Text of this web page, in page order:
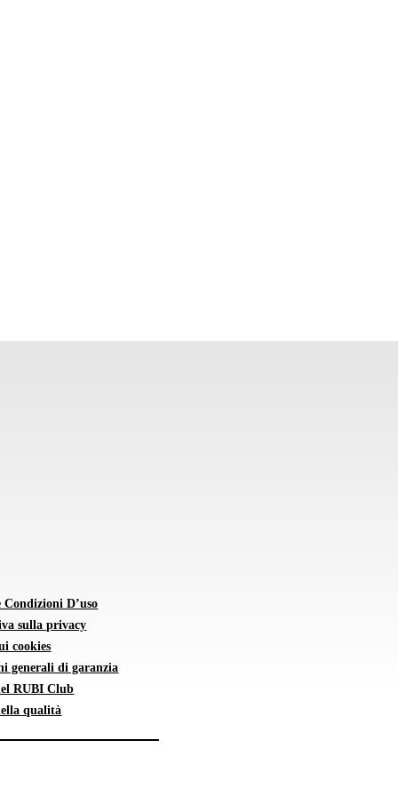
Condizioni D’uso
sulla privacy
cookies
generali di garanzia
RUBI Club
qualità